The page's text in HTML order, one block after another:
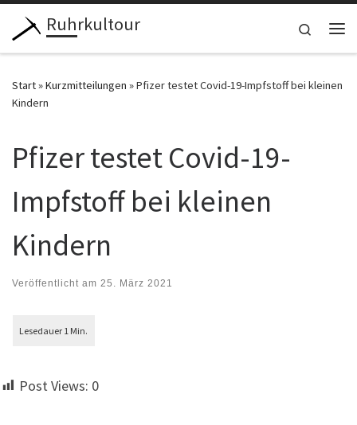
Zum Inhalt springen
Ruhrkultour
Search
Start»Kurzmitteilungen »Pfizer testet Covid-19-Impfstoff bei kleinen
Kindern
Pfizer testet Covid-19-
Impfstoff bei kleinen
Kindern
Veröffentlicht am 25. März 2021
Post Views: 0